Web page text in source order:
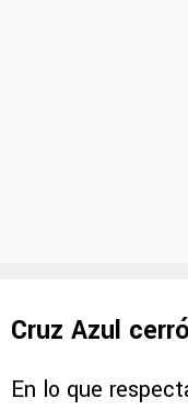
Cruz Azul
En lo que